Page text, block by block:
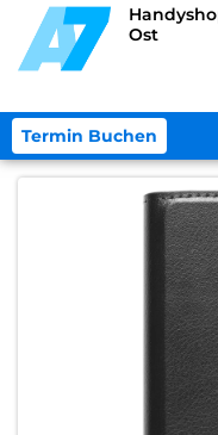
Ost
Termin Buchen